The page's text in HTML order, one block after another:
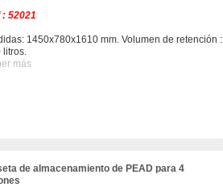
: 52021
1450x780x1610 mm. Volumen de retención :
litros.
más
de almacenamiento de PEAD para 4